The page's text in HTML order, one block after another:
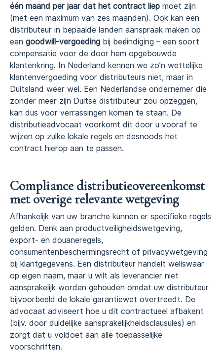
één maand per jaar dat het contract liep moet zijn
(met een maximum van zes maanden). Ook kan een
distributeur in bepaalde landen aanspraak maken op
een goodwill-vergoeding bij beëindiging – een soort
compensatie voor de door hem opgebouwde
klantenkring. In Nederland kennen we zo’n wettelijke
klantenvergoeding voor distributeurs niet, maar in
Duitsland weer wel. Een Nederlandse ondernemer die
zonder meer zijn Duitse distributeur zou opzeggen,
kan dus voor verrassingen komen te staan. De
distributieadvocaat voorkomt dit door u vooraf te
wijzen op zulke lokale regels en desnoods het
contract hierop aan te passen.
Compliance distributieovereenkomst
met overige relevante wetgeving
Afhankelijk van uw branche kunnen er specifieke regels
gelden. Denk aan productveiligheidswetgeving,
export- en douaneregels,
consumentenbeschermingsrecht of privacywetgeving
bij klantgegevens. Een distributeur handelt weliswaar
op eigen naam, maar u wilt als leverancier niet
aansprakelijk worden gehouden omdat uw distributeur
bijvoorbeeld de lokale garantiewet overtreedt. De
advocaat adviseert hoe u dit contractueel afbakent
(bijv. door duidelijke aansprakelijkheidsclausules) en
zorgt dat u voldoet aan alle toepasselijke
voorschriften.